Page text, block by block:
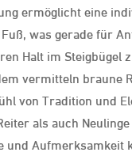
ermöglicht eine
was gerade für
Halt im Steigbügel
vermitteln braune
von Tradition und
als auch
und Aufmerksamkeit